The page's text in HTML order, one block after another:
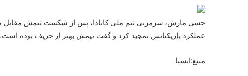
عملکرد بازیکنانش تمجید کرد و گفت تیمش بهتر از حریف بوده است.
منبع:ایسنا